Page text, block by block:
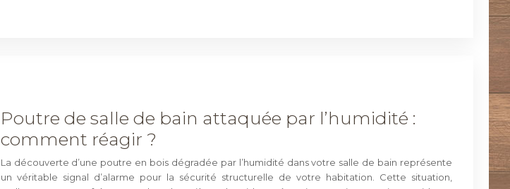
Poutre de salle de bain attaquée par l’humidité :
comment réagir ?
La découverte d’une poutre en bois dégradée par l’humidité dans votre salle de bain représente
un véritable signal d’alarme pour la sécurité structurelle de votre habitation. Cette situation,